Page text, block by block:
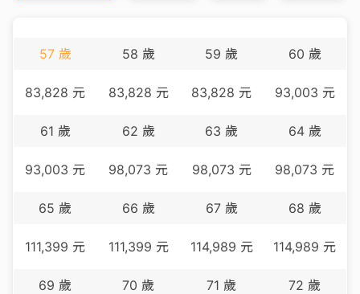
57歲
83,828 元
58 歲
83,828 元
59 歲
83,828 元
60 歲
93,003 元
61 歲
93,003 元
62 歲
98,073 元
63 歲
98,073 元
64歲
98,073 元
65 歲
111,399 元
66 歲
111,399 元
67歲
114,989 元
68 歲
114,989 元
69 歲 70 歲 71 歲 72 歲